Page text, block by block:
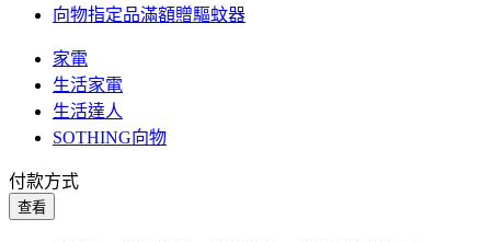
向物指定品滿額贈驅蚊器
家電
生活家電
生活達人
SOTHING向物
付款方式
查看